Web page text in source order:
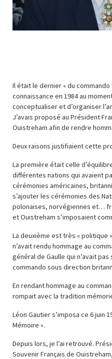
Il était le dernier « du commando
connaissance en 1984 au
conceptualiser et d’organiser
J’avais proposé au Président
Ouistreham afin de rendre
Deux raisons justifiaient cette
La première était celle
différentes nations qui avaient
cérémonies américaines,
s’ajouter les cérémonies des
polonaises, norvégiennes et…
et Ouistreham s’imposaient
La deuxième est très « politique
n’avait rendu hommage au
général de Gaulle qui n’avait
commando sous direction
En rendant hommage au
rompait avec la tradition
Léon Gautier s’imposa ce 6 juin
Mémoire ».
Depuis lors, je l’ai retrouvé.
Souvenir Français de